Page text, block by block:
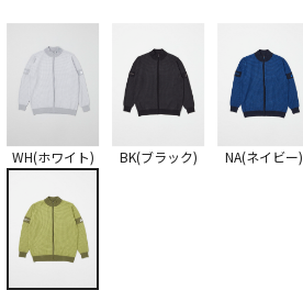
WH(ホワイト) BK(ブラック) NA(ネイビー)